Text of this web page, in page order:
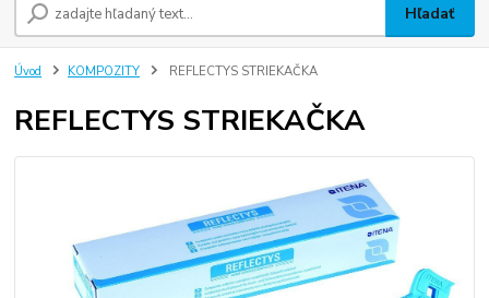
Hľadať
Úvod KOMPOZITY REFLECTYS STRIEKAČKA
REFLECTYS STRIEKAČKA